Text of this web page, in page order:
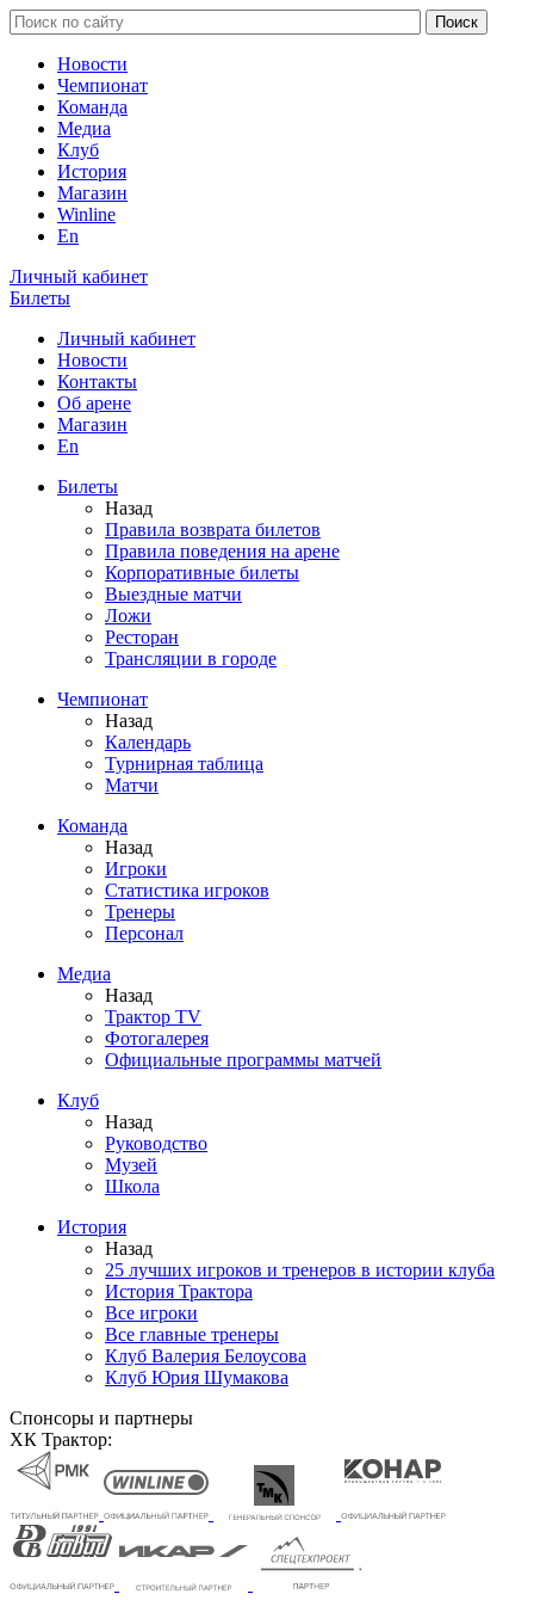
Новости
Чемпионат
Команда
Медиа
Клуб
История
Магазин
Winline
En
Личный кабинет
Билеты
Личный кабинет
Новости
Контакты
Об арене
Магазин
En
Билеты
Назад
Правила возврата билетов
Правила поведения на арене
Корпоративные билеты
Выездные матчи
Ложи
Ресторан
Трансляции в городе
Чемпионат
Назад
Календарь
Турнирная таблица
Матчи
Команда
Назад
Игроки
Статистика игроков
Тренеры
Персонал
Медиа
Назад
Трактор TV
Фотогалерея
Официальные программы матчей
Клуб
Назад
Руководство
Музей
Школа
История
Назад
25 лучших игроков и тренеров в истории клуба
История Трактора
Все игроки
Все главные тренеры
Клуб Валерия Белоусова
Клуб Юрия Шумакова
Спонсоры и партнеры
ХК Трактор: